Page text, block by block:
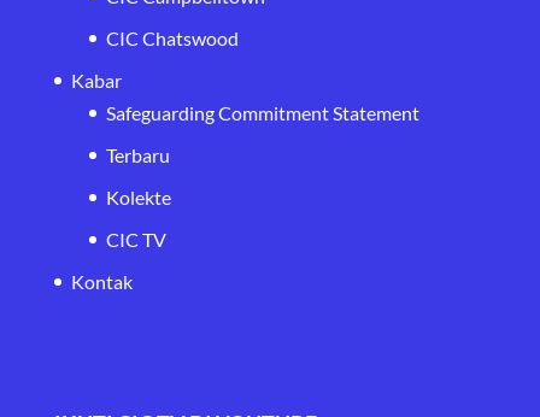
CIC Chatswood
Kabar
Safeguarding Commitment Statement
Terbaru
Kolekte
CIC TV
Kontak